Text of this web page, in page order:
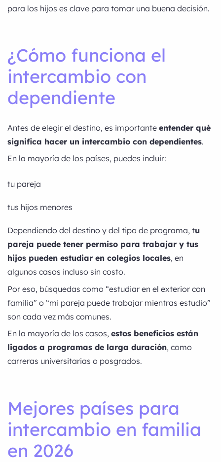
para los hijos es clave para tomar una buena decisión.
¿Cómo funciona el
intercambio con
dependiente
Antes de elegir el destino, es importante entender qué
significa hacer un intercambio con dependientes.
En la mayoría de los países, puedes incluir:
tu pareja
tus hijos menores
Dependiendo del destino y del tipo de programa, tu
pareja puede tener permiso para trabajar y tus
hijos pueden estudiar en colegios locales, en
algunos casos incluso sin costo.
Por eso, búsquedas como “estudiar en el exterior con
familia” o “mi pareja puede trabajar mientras estudio”
son cada vez más comunes.
En la mayoría de los casos, estos beneficios están
ligados a programas de larga duración, como
carreras universitarias o posgrados.
Mejores países para
intercambio en familia
en 2026